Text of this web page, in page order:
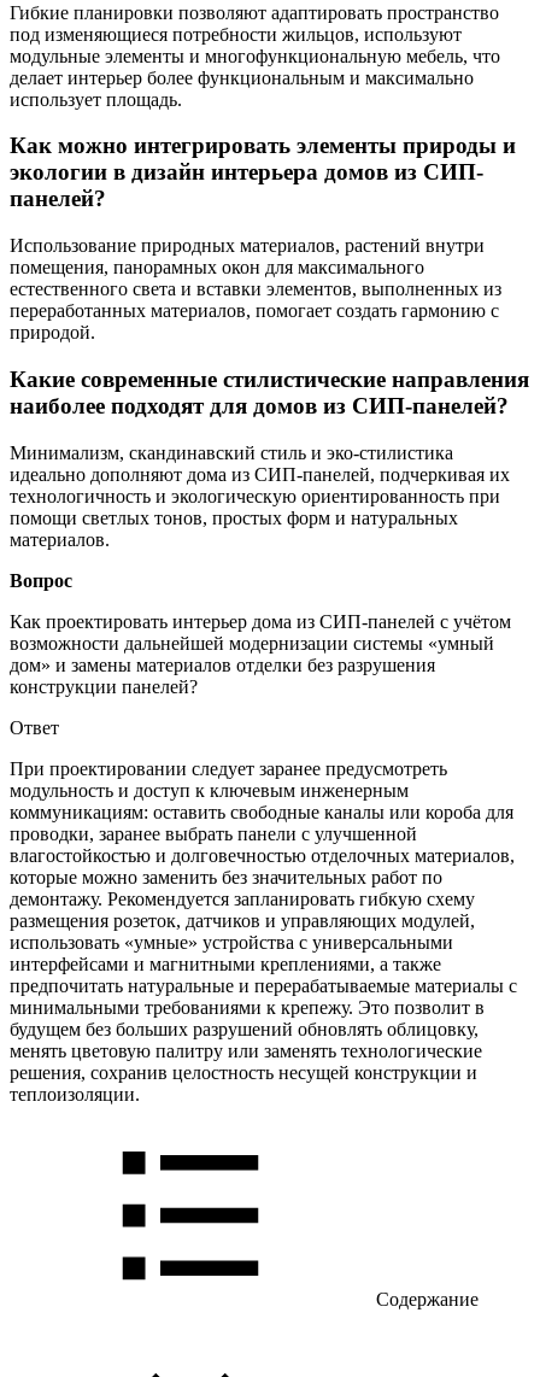
Гибкие планировки позволяют адаптировать пространство
под изменяющиеся потребности жильцов, используют
модульные элементы и многофункциональную мебель, что
делает интерьер более функциональным и максимально
использует площадь.
Как можно интегрировать элементы природы и
экологии в дизайн интерьера домов из СИП-
панелей?
Использование природных материалов, растений внутри
помещения, панорамных окон для максимального
естественного света и вставки элементов, выполненных из
переработанных материалов, помогает создать гармонию с
природой.
Какие современные стилистические направления
наиболее подходят для домов из СИП-панелей?
Минимализм, скандинавский стиль и эко-стилистика
идеально дополняют дома из СИП-панелей, подчеркивая их
технологичность и экологическую ориентированность при
помощи светлых тонов, простых форм и натуральных
материалов.
Вопрос
Как проектировать интерьер дома из СИП-панелей с учётом
возможности дальнейшей модернизации системы «умный
дом» и замены материалов отделки без разрушения
конструкции панелей?
Ответ
При проектировании следует заранее предусмотреть
модульность и доступ к ключевым инженерным
коммуникациям: оставить свободные каналы или короба для
проводки, заранее выбрать панели с улучшенной
влагостойкостью и долговечностью отделочных материалов,
которые можно заменить без значительных работ по
демонтажу. Рекомендуется запланировать гибкую схему
размещения розеток, датчиков и управляющих модулей,
использовать «умные» устройства с универсальными
интерфейсами и магнитными креплениями, а также
предпочитать натуральные и перерабатываемые материалы с
минимальными требованиями к крепежу. Это позволит в
будущем без больших разрушений обновлять облицовку,
менять цветовую палитру или заменять технологические
решения, сохранив целостность несущей конструкции и
теплоизоляции.
Содержание